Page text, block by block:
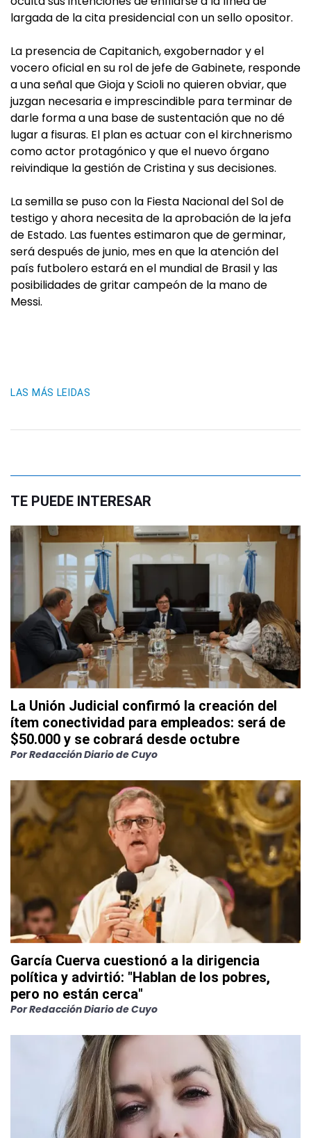
largada de la cita presidencial con un sello opositor.
La presencia de Capitanich, exgobernador y el
vocero oficial en su rol de jefe de Gabinete, responde
a una señal que Gioja y Scioli no quieren obviar, que
juzgan necesaria e imprescindible para terminar de
darle forma a una base de sustentación que no dé
lugar a fisuras. El plan es actuar con el kirchnerismo
como actor protagónico y que el nuevo órgano
reivindique la gestión de Cristina y sus decisiones.
La semilla se puso con la Fiesta Nacional del Sol de
testigo y ahora necesita de la aprobación de la jefa
de Estado. Las fuentes estimaron que de germinar,
será después de junio, mes en que la atención del
país futbolero estará en el mundial de Brasil y las
posibilidades de gritar campeón de la mano de
Messi.
LAS MÁS LEIDAS
TE PUEDE INTERESAR
La Unión Judicial confirmó la creación del
ítem conectividad para empleados: será de
$50.000 y se cobrará desde octubre
PorRedacción Diario de Cuyo
García Cuerva cuestionó a la dirigencia
política y advirtió: "Hablan de los pobres,
pero no están cerca"
PorRedacción Diario de Cuyo